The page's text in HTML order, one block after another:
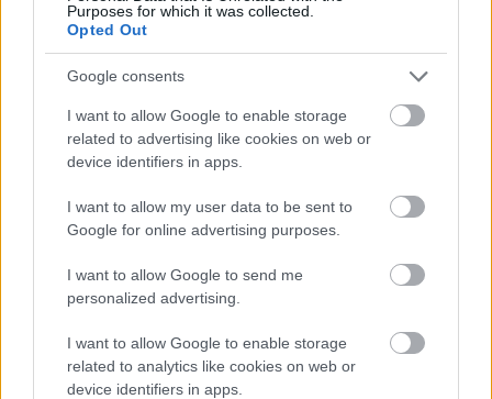
Purposes for which it was collected.
Opted Out
Google consents
I want to allow Google to enable storage
related to advertising like cookies on web or
device identifiers in apps.
I want to allow my user data to be sent to
Google for online advertising purposes.
I want to allow Google to send me
personalized advertising.
I want to allow Google to enable storage
related to analytics like cookies on web or
device identifiers in apps.
tetőcserép
Tetőépítés -és felújítás? Legyen tudatos a
költségtervezésben!